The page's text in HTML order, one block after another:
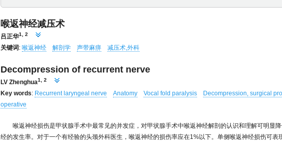
喉返神经减压术
吕正华1, 2
关键词 : 喉返神经 解剖学 声带麻痹 减压术,外科
Decompression of recurrent nerve
LV Zhenghua1, 2
Key words: Recurrent laryngeal nerve Anatomy Vocal fold paralysis
Decompression, surgical
operative
喉返神经损伤是甲状腺手术中最常见的并发症，对甲状腺手术中喉返神经解剖的认识和理解可明显
经的发生率。对于一个有经验的头颈外科医生，喉返神经的损伤率应在1%以下。单侧喉返神经损伤可表